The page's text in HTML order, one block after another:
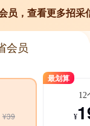
员，查看更多招采
会员
¥39
最划算
12
¥